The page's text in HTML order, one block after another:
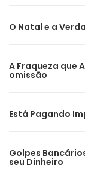
O Natal e a
A Fraqueza que
omissão
Está Pagando
Golpes
seu Dinheiro